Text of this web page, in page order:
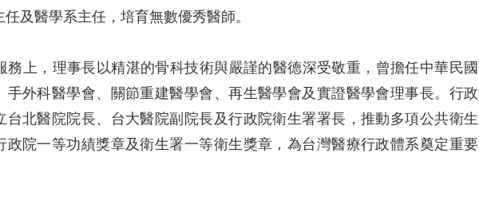
及醫學系主任，培育無數優秀醫師。
，理事長以精湛的骨科技術與嚴謹的醫德深受敬重，曾擔任中華民國
手外科醫學會、關節重建醫學會、再生醫學會及實證醫學會理事長。行政
台北醫院院長、台大醫院副院長及行政院衛生署署長，推動多項公共衛生
政院一等功績獎章及衛生署一等衛生獎章，為台灣醫療行政體系奠定重要